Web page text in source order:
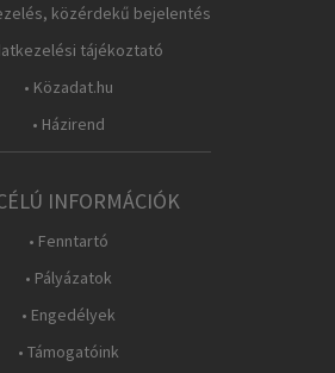
közérdekű bejelentés
tájékoztató
• Közadat.hu
• Házirend
INFORMÁCIÓK
• Fenntartó
• Pályázatok
• Engedélyek
• Támogatóink